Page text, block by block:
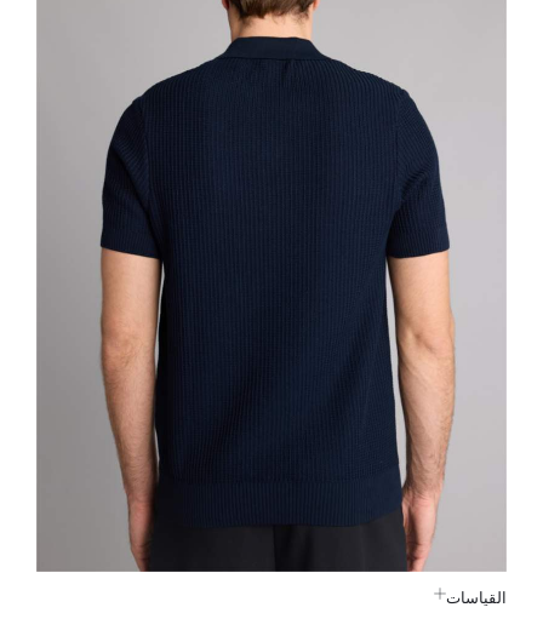
القياسات